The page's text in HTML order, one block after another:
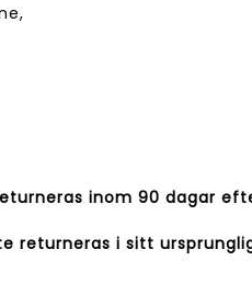
inom 90 dagar
returneras i sitt